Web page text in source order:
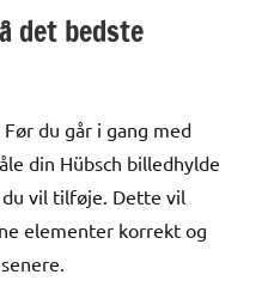
det bedste
du går i gang med
din Hübsch billedhylde
vil tilføje. Dette vil
elementer korrekt og